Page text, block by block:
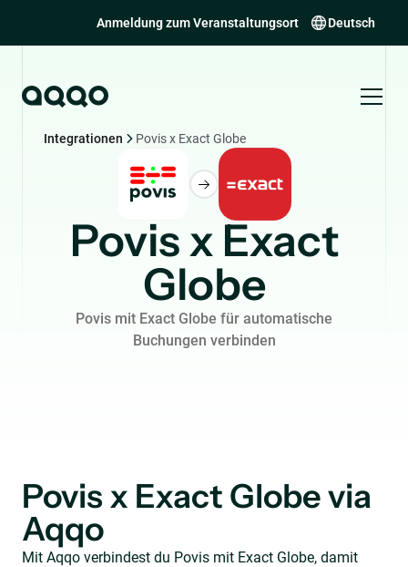
Anmeldung zum Veranstaltungsort Deutsch
Integrationen Povis x Exact Globe
Povis x Exact
Globe
Povis mit Exact Globe für automatische
Buchungen verbinden
Povis x Exact Globe via
Aqqo
Mit Aqqo verbindest du Povis mit Exact Globe, damit